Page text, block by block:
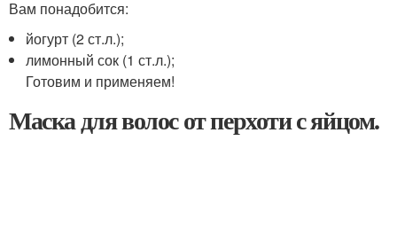
Вам понадобится:
йогурт (2 ст.л.);
лимонный сок (1 ст.л.);
Готовим и применяем!
Маска для волос от перхоти с яйцом.